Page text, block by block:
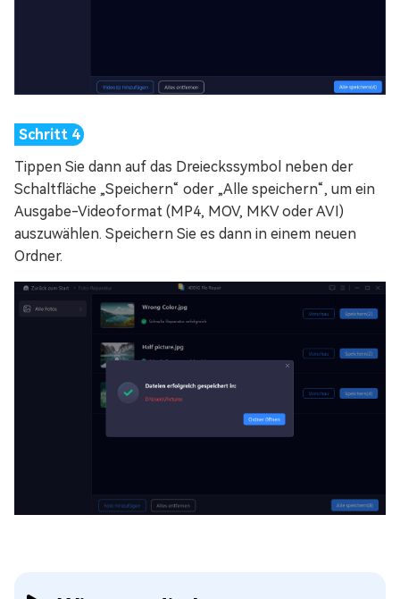
Tippen Sie dann auf das Dreieckssymbol neben der
Schaltfläche „Speichern“ oder „Alle speichern“, um ein
Ausgabe-Videoformat (MP4, MOV, MKV oder AVI)
auszuwählen. Speichern Sie es dann in einem neuen
Ordner.